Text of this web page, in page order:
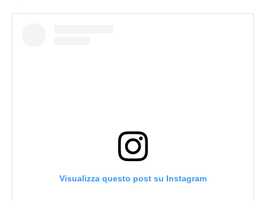
Visualizza questo post su Instagram